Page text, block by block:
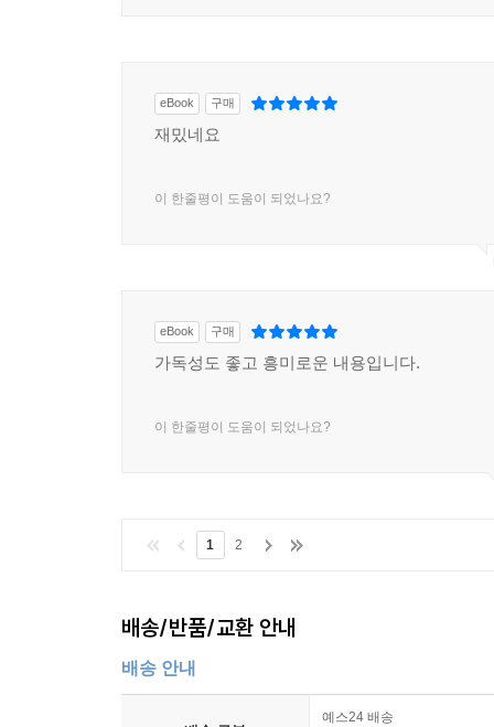
eBook 구매
재밌네요
이 한줄평이 도움이 되었나요?
eBook 구매
가독성도 좋고 흥미로운 내용입니다.
이 한줄평이 도움이 되었나요?
1 2
배송/반품/교환 안내
배송 안내
예스24 배송